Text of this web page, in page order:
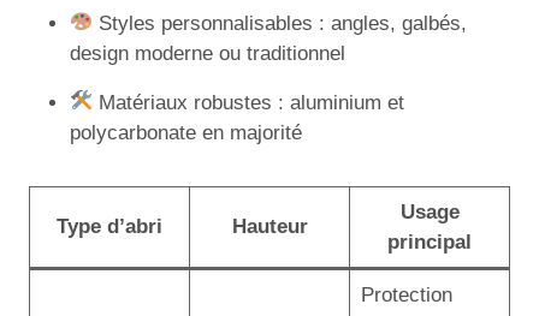
Styles personnalisables : angles, galbés,
design moderne ou traditionnel
Matériaux robustes : aluminium et
polycarbonate en majorité
Type d’abri Hauteur
Usage
principal
Protection